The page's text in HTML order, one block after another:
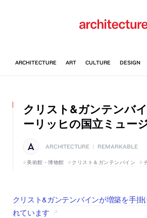
クリスト&ガンテンバ
ーリッヒの国立ミュー
ARCHITECTURE REMARKABLE
美術館・博物館 クリスト＆ガンテンバイン
クリスト&ガンテンバインが増築を手
れています